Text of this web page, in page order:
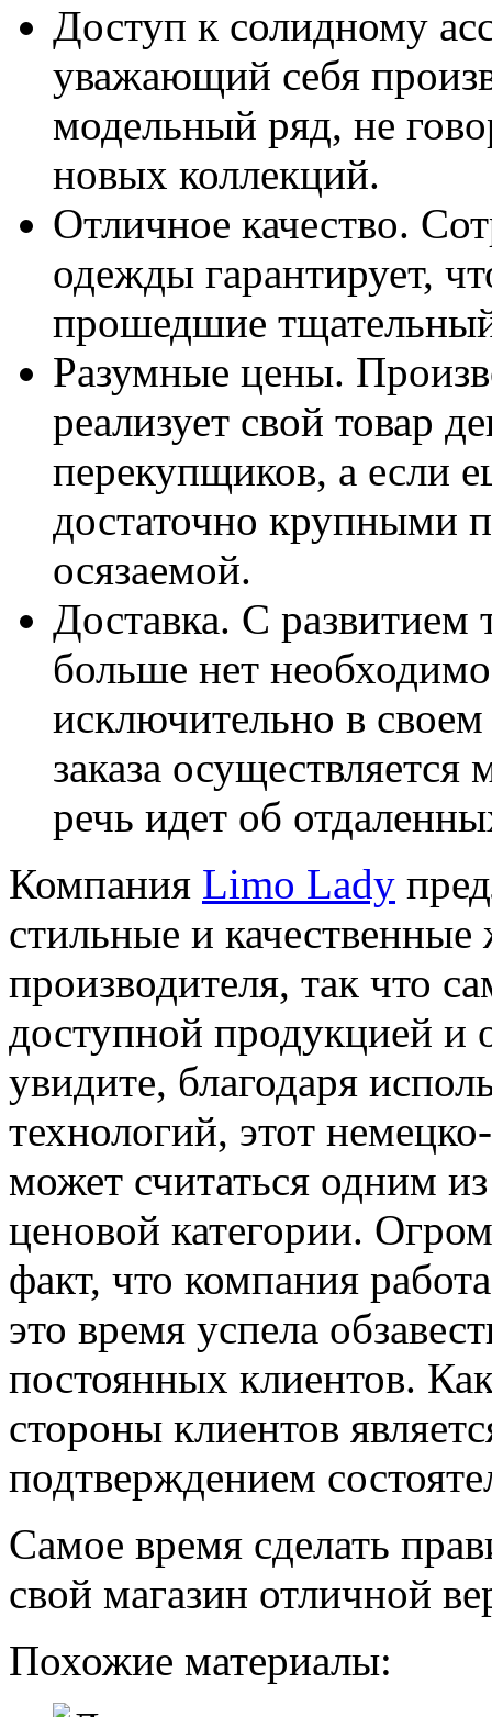
Доступ к солидному
уважающий себя
модельный ряд, не
новых коллекций.
Отличное качество.
одежды гарантирует,
прошедшие тщательный
Разумные цены.
реализует свой товар
перекупщиков, а если
достаточно крупными
осязаемой.
Доставка. С
больше нет
исключительно в
заказа
речь идет об
Компания Limo Lady
стильные и качественные
производителя, так что
доступной продукцией и
увидите, благодаря
технологий, этот
может считаться одним
ценовой категории.
факт, что компания
это время успела
постоянных клиентов.
стороны клиентов
подтверждением
Самое время сделать
свой магазин отличной
Похожие материалы: